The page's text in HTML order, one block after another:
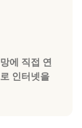
에 직접 연
인터넷을